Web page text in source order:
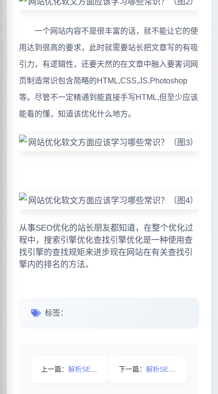
一个网站内容不是很丰富的话，就不能让它的使
用达到很高的要求，此时就需要站长把文章写的有吸
引力，有逻辑性，还要天然的在文章中融入要害词网
页制造常识包含简略的HTML,CSS,JS,Photoshop
等。尽管不一定精通到能直接手写HTML,但至少应该
能看的懂，知道该优化什么地方。
从事SEO优化的站长朋友都知道，在整个优化过
程中，搜索引擎优化查找引擎优化是一种使用查
找引擎的查找规矩来进步现在网站在有关查找引
擎内的排名的方法。
标签：
上一篇： 解析SEO优化进阶之快照优化 下一篇： 解析SEO的四个主要因素有哪些？